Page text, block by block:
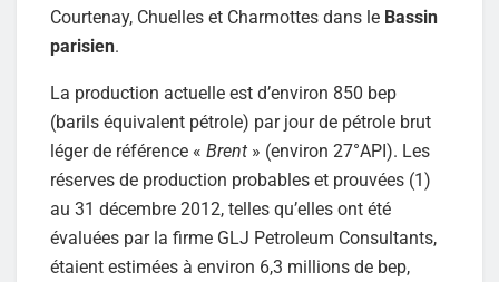
Courtenay, Chuelles et Charmottes dans le Bassin
parisien.
La production actuelle est d’environ 850 bep
(barils équivalent pétrole) par jour de pétrole brut
léger de référence « Brent » (environ 27°API). Les
réserves de production probables et prouvées (1)
au 31 décembre 2012, telles qu’elles ont été
évaluées par la firme GLJ Petroleum Consultants,
étaient estimées à environ 6,3 millions de bep,